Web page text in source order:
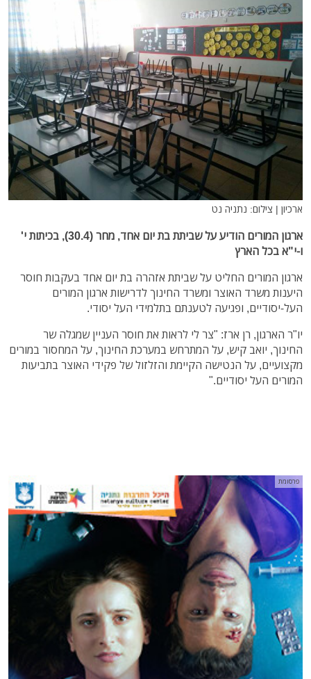
ארכיון | צילום: נתניה נט
ארגון המורים הודיע על שביתת בת יום אחד, מחר (30.4), בכיתות י'
ו-י"א בכל הארץ
ארגון המורים החליט על שביתת אזהרה בת יום אחד בעקבות חוסר
היענות משרד האוצר ומשרד החינוך לדרישות ארגון המורים
העל-יסודיים, ופגיעה לטענתם בתלמידי העל יסודי.
יו"ר הארגון, רן ארז: "צר לי לראות את חוסר העניין שמגלה שר
החינוך, יואב קיש, על המתרחש במערכת החינוך, על המחסור במורים
מקצועיים, על הנטישה הקיימת והזלזול של פקידי האוצר בתביעות
המורים העל יסודיים."
פרסומת